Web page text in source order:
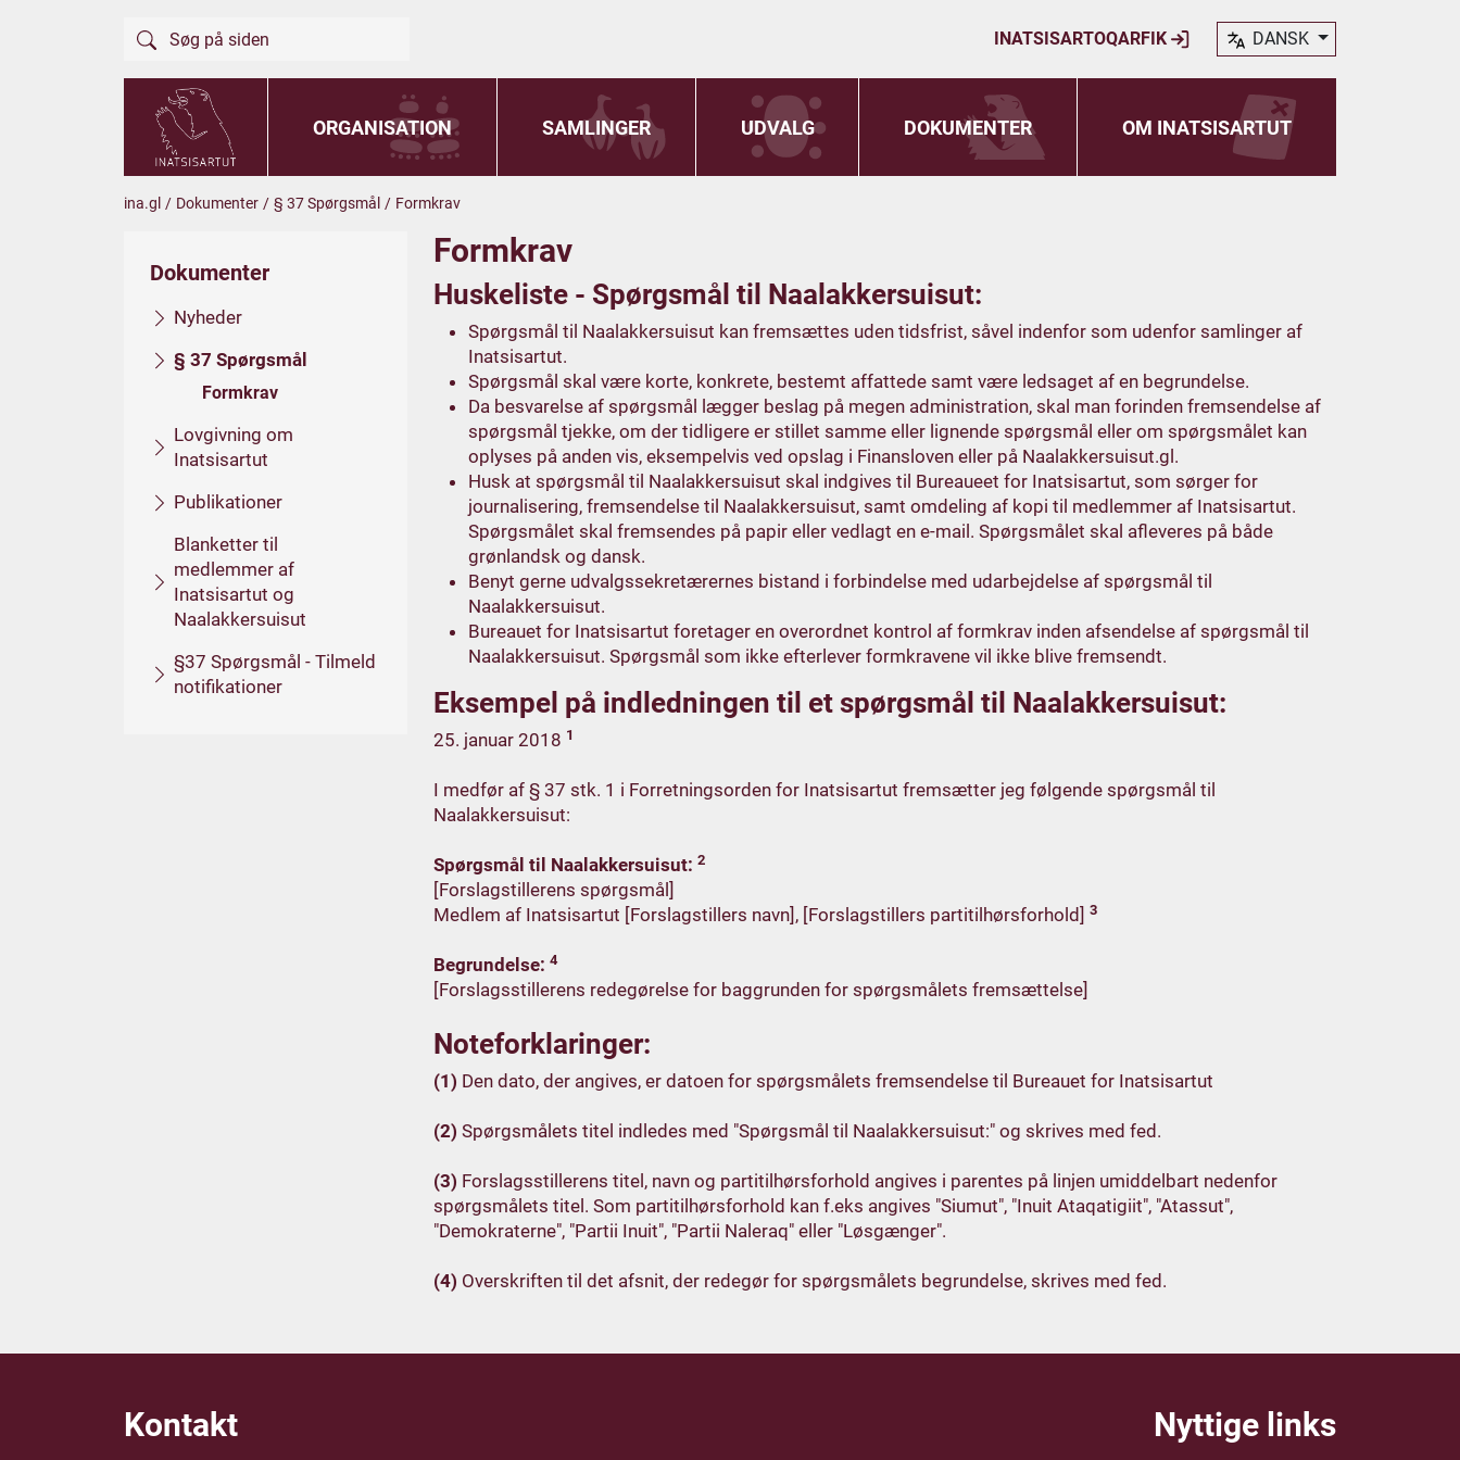
INATSISARTOQARFIK DANSK
ORGANISATION SAMLINGER UDVALG DOKUMENTER OM INATSISARTUT
ina.gl / Dokumenter / § 37 Spørgsmål / Formkrav
Dokumenter
Nyheder
§ 37 Spørgsmål
Formkrav
Lovgivning om
Inatsisartut
Publikationer
Blanketter til
medlemmer af
Inatsisartut og
Naalakkersuisut
§37 Spørgsmål - Tilmeld
notifikationer
Formkrav
Huskeliste - Spørgsmål til Naalakkersuisut:
Spørgsmål til Naalakkersuisut kan fremsættes uden tidsfrist, såvel indenfor som udenfor samlinger af
Inatsisartut.
Spørgsmål skal være korte, konkrete, bestemt affattede samt være ledsaget af en begrundelse.
Da besvarelse af spørgsmål lægger beslag på megen administration, skal man forinden fremsendelse af
spørgsmål tjekke, om der tidligere er stillet samme eller lignende spørgsmål eller om spørgsmålet kan
oplyses på anden vis, eksempelvis ved opslag i Finansloven eller på Naalakkersuisut.gl .
Husk at spørgsmål til Naalakkersuisut skal indgives til Bureaueet for Inatsisartut, som sørger for
journalisering, fremsendelse til Naalakkersuisut, samt omdeling af kopi til medlemmer af Inatsisartut.
Spørgsmålet skal fremsendes på papir eller vedlagt en e-mail. Spørgsmålet skal afleveres på både
grønlandsk og dansk.
Benyt gerne udvalgssekretærernes bistand i forbindelse med udarbejdelse af spørgsmål til
Naalakkersuisut.
Bureauet for Inatsisartut foretager en overordnet kontrol af formkrav inden afsendelse af spørgsmål til
Naalakkersuisut. Spørgsmål som ikke efterlever formkravene vil ikke blive fremsendt.
Eksempel på indledningen til et spørgsmål til Naalakkersuisut:
25. januar 2018 1
I medfør af § 37 stk. 1 i Forretningsorden for Inatsisartut fremsætter jeg følgende spørgsmål til
Naalakkersuisut:
Spørgsmål til Naalakkersuisut: 2
[Forslagstillerens spørgsmål]
Medlem af Inatsisartut [Forslagstillers navn], [Forslagstillers partitilhørsforhold] 3
Begrundelse: 4
[Forslagsstillerens redegørelse for baggrunden for spørgsmålets fremsættelse]
Noteforklaringer:
(1) Den dato, der angives, er datoen for spørgsmålets fremsendelse til Bureauet for Inatsisartut
(2) Spørgsmålets titel indledes med "Spørgsmål til Naalakkersuisut:" og skrives med fed.
(3) Forslagsstillerens titel, navn og partitilhørsforhold angives i parentes på linjen umiddelbart nedenfor
spørgsmålets titel. Som partitilhørsforhold kan f.eks angives "Siumut", "Inuit Ataqatigiit", "Atassut",
"Demokraterne", "Partii Inuit", "Partii Naleraq" eller "Løsgænger".
(4) Overskriften til det afsnit, der redegør for spørgsmålets begrundelse, skrives med fed.
Kontakt Nyttige links